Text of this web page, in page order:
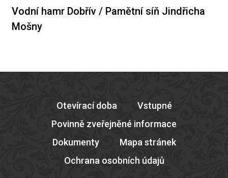
Vodní hamr Dobřív / Pamětní síň Jindřicha
Mošny
Otevírací doba
Vstupné
Povinně zveřejněné informace
Dokumenty
Mapa stránek
Ochrana osobních údajů